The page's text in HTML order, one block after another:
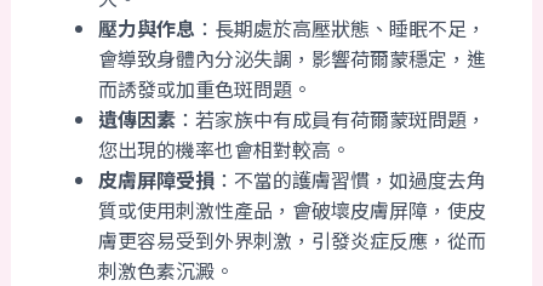
壓力與作息 ：長期處於高壓狀態、睡眠不足，
會導致身體內分泌失調，影響荷爾蒙穩定，進
而誘發或加重色斑問題。
遺傳因素：若家族中有成員有荷爾蒙斑問題，
您出現的機率也會相對較高。
皮膚屏障受損：不當的護膚習慣，如過度去角
質或使用刺激性產品，會破壞皮膚屏障，使皮
膚更容易受到外界刺激，引發炎症反應，從而
刺激色素沉澱。